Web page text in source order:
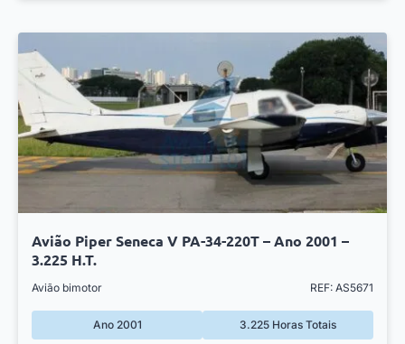
Avião Piper Seneca V PA-34-220T – Ano 2001 –
3.225 H.T.
Avião bimotor REF: AS5671
Ano 2001 3.225 Horas Totais